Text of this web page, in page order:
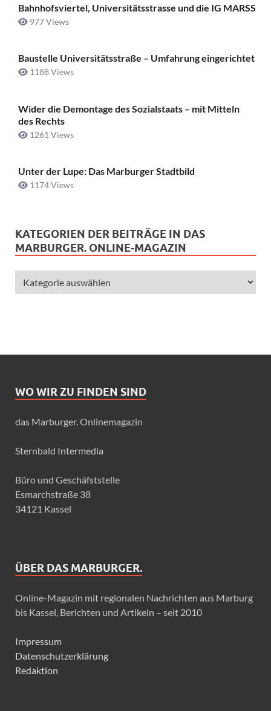
Bahnhofsviertel, Universitätsstrasse und die IG MARSS
977 Views
Baustelle Universitätsstraße ­– Umfahrung eingerichtet
1188 Views
Wider die Demontage des Sozialstaats – mit Mitteln
des Rechts
1261 Views
Unter der Lupe: Das Marburger Stadtbild
1174 Views
KATEGORIEN DER BEITRÄGE IN DAS
MARBURGER. ONLINE-MAGAZIN
WO WIR ZU FINDEN SIND
das Marburger. Onlinemagazin
Sternbald Intermedia
Büro und Geschäfststelle
Esmarchstraße 38
34121 Kassel
ÜBER DAS MARBURGER.
Online-Magazin mit regionalen Nachrichten aus Marburg
bis Kassel, Berichten und Artikeln – seit 2010
Impressum
Datenschutzerklärung
Redaktion